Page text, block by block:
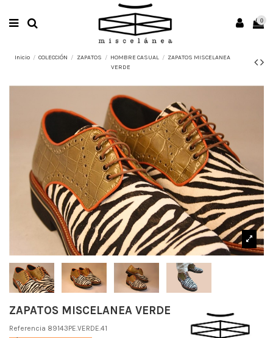
0
Inicio COLECCIÓN ZAPATOS HOMBRE CASUAL
ZAPATOS MISCELANEA
VERDE
ZAPATOS MISCELANEA VERDE
Referencia 89143PE.VERDE.41